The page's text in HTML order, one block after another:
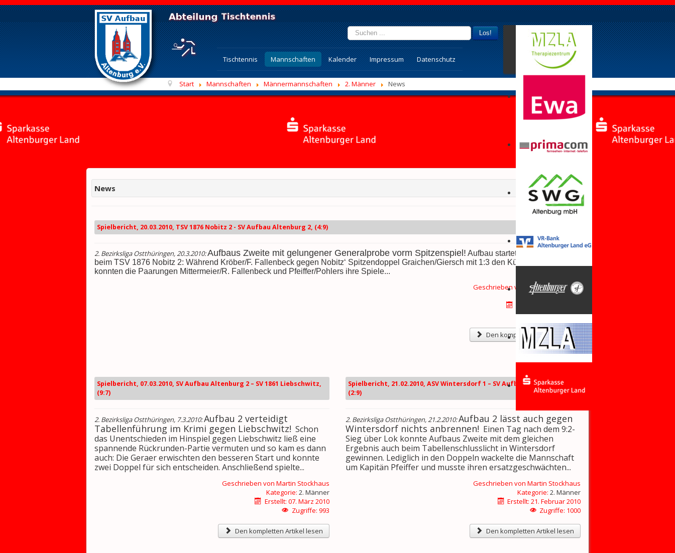
Suchen
...
Los!
Tischtennis Mannschaften Kalender Impressum Datenschutz
Start Mannschaften Männermannschaften 2. Männer News
News
Spielbericht, 20.03.2010, TSV 1876 Nobitz 2 - SV Aufbau Altenburg 2, (4:9)
2. Bezirksliga Ostthüringen, 20.3.2010:Aufbaus Zweite mit gelungener Generalprobe vorm Spitzenspiel! Aufbau startete gut in die Partie
beim TSV 1876 Nobitz 2: Während Kröber/F. Fallenbeck gegen Nobitz‘ Spitzendoppel Graichen/Giersch mit 1:3 den Kürzeren zogen,
konnten die Paarungen Mittermeier/R. Fallenbeck und Pfeiffer/Pohlers ihre Spiele...
Geschrieben von
Martin Stockhaus
Kategorie:
2. Männer
Zugriffe: 960
Den kompletten Artikel lesen
Spielbericht, 07.03.2010, SV Aufbau Altenburg 2 – SV 1861 Liebschwitz,
(9:7)
2. Bezirksliga Ostthüringen, 7.3.2010:Aufbau 2 verteidigt
Tabellenführung im Krimi gegen Liebschwitz! Schon
das Unentschieden im Hinspiel gegen Liebschwitz ließ eine
spannende Rückrunden-Partie vermuten und so kam es dann
auch: Die Geraer erwischten den besseren Start und konnte
zwei Doppel für sich entscheiden. Anschließend spielte...
Geschrieben von Martin Stockhaus
Kategorie: 2. Männer
Erstellt: 07. März 2010
Zugriffe: 993
Den kompletten Artikel lesen
Spielbericht, 21.02.2010, ASV Wintersdorf 1 – SV Aufbau Altenburg 2,
(2:9)
2. Bezirksliga Ostthüringen, 21.2.2010:Aufbau 2 lässt auch gegen
Wintersdorf nichts anbrennen! Einen Tag nach dem 9:2-
Sieg über Lok konnte Aufbaus Zweite mit dem gleichen
Ergebnis auch beim Tabellenschlusslicht in Wintersdorf
gewinnen. Lediglich in den Doppeln wackelte die Mannschaft
um Kapitän Pfeiffer und musste ihren ersatzgeschwächten...
Geschrieben von Martin Stockhaus
Kategorie: 2. Männer
Erstellt: 21. Februar 2010
Zugriffe: 1000
Den kompletten Artikel lesen